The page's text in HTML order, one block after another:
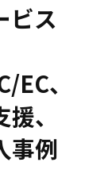
ビス
、
、
事例